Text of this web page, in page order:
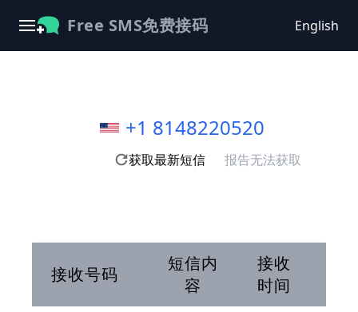
Free SMS免费接码 English
+1 8148220520
获取最新短信 报告无法获取
接收号码
短信内
容
接收
时间